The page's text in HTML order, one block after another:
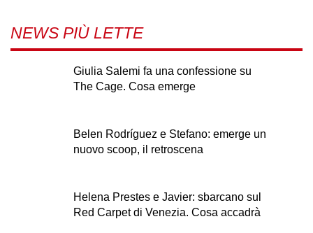
NEWS PIÙ LETTE
Giulia Salemi fa una confessione su
The Cage. Cosa emerge
Belen Rodríguez e Stefano: emerge un
nuovo scoop, il retroscena
Helena Prestes e Javier: sbarcano sul
Red Carpet di Venezia. Cosa accadrà